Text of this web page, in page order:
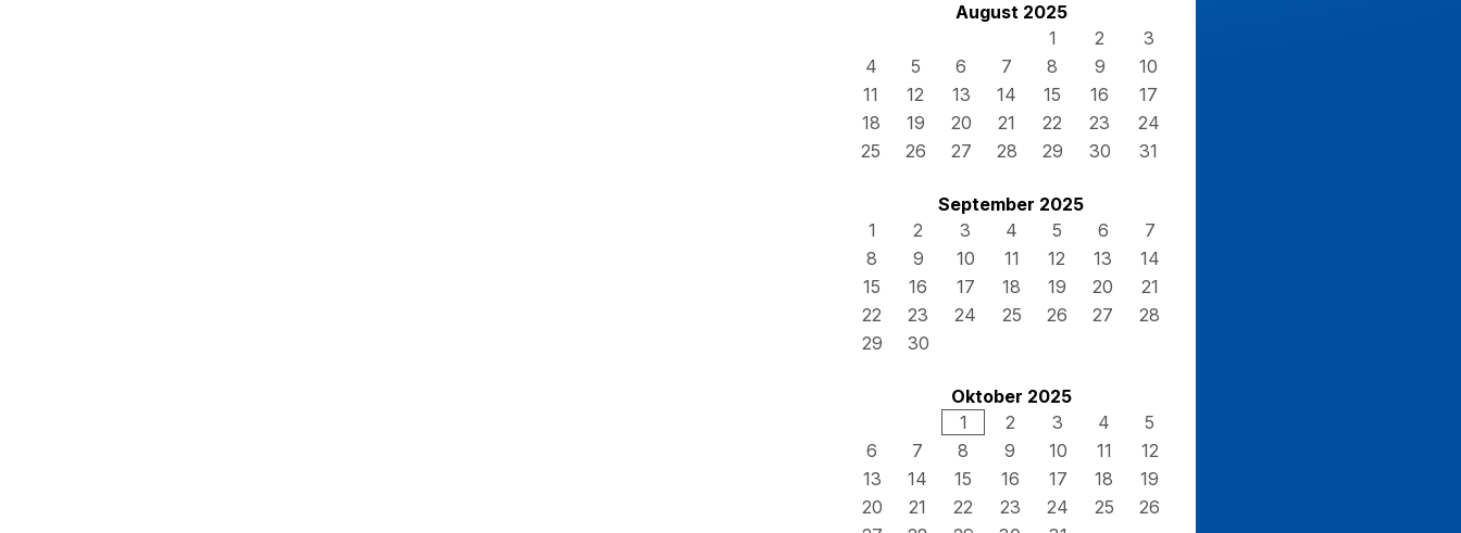
August 2025
1
2
3
4
5 6 7 8 9
10
11
12 13 14 15 16
17
18
19 20 21 22 23
24
25
26 27 28 29 30 31
September 2025
1
2 3 4 5 6
7
8
9 10 11 12 13
14
15
16 17 18 19 20
21
22
23 24 25 26 27
28
29
30
Oktober 2025
1
2 3 4
5
6
7 8 9 10 11
12
13
14 15 16 17 18
19
20
21 22 23 24 25
26